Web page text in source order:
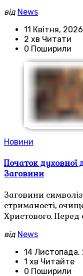
від News
11 Квітня, 2026
2 хв Читати
0 Поширили
Новини
Початок духовної
Заговини
Заговини
стриманості,
Христового. Перед
від News
14 Листопада,
1 хв Читайте
0 Поширили